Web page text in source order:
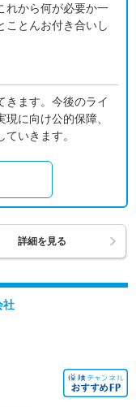
れから何が必要か一
ことんお付き合いし
きます。今後のライ
に向け公的保障、
いきます。
詳細を見る
社